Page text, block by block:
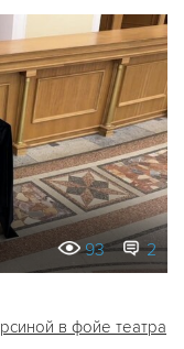
93 2
в фойе театра